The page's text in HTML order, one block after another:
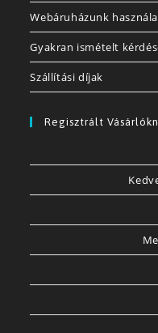
Webáruházunk
Gyakran ismételt
Szállítási díjak
Regisztrált